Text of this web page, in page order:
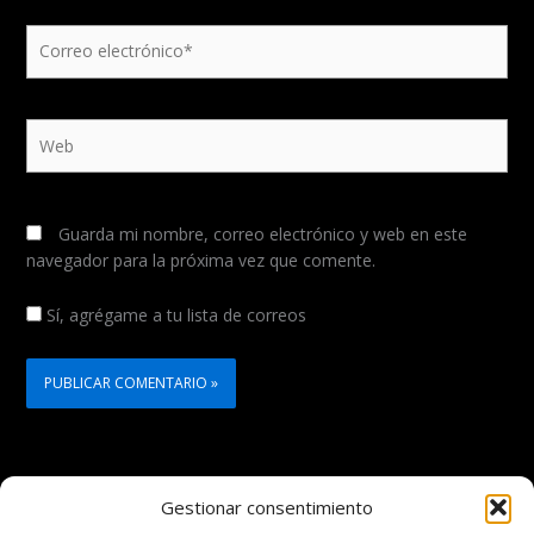
Gestionar consentimiento
electrónico*
Guarda mi nombre, correo electrónico y web en este
navegador para la próxima vez que comente.
Sí, agrégame a tu lista de correos